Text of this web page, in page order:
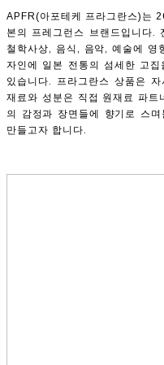
APFR(아포테케 프라그란스)는
본의 프레그런스 브랜드입니다.
철학사상, 음식, 음악, 예술에 영
자인에 일본 전통의 섬세한 고
있습니다. 프라그란스 상품은
재료와 성분은 직접 원재료 파트
의 감정과 장면들에 향기로 스
만들고자 합니다.